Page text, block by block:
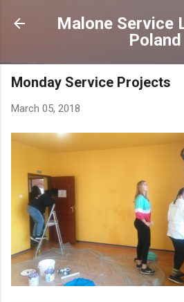
Skip to main
Malone Service
Poland
Monday Service Projects
March 05, 2018